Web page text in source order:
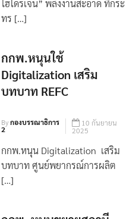
ทำความรู้จักกับ “พลังงาน
กกพ.หนุนใช้
Digitalization เสริม
บทบาท REFC
Byกองบรรณาธิการ
2
10 กันยายน
2025
กกพ.หนุน Digitalization เสริม